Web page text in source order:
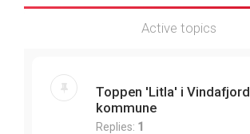
Active topics
Toppen 'Litla' i Vindafjord
kommune
Replies: 1